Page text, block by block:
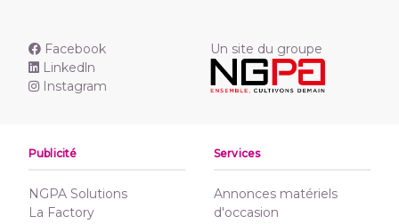
Facebook
Linkedln
Instagram
Un site du groupe
Publicité
NGPA Solutions
La Factory
Services
Annonces matériels
d'occasion